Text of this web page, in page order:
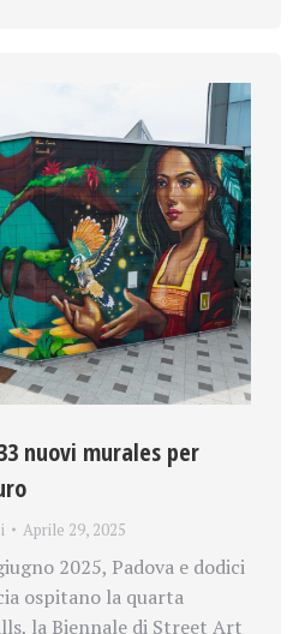
nuovi murales per
Aprile 29, 2025
2025, Padova e dodici
ospitano la quarta
la Biennale di Street Art